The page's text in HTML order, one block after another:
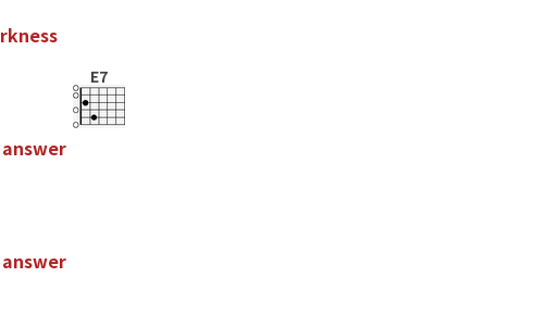
rkness
answer
E7
answer